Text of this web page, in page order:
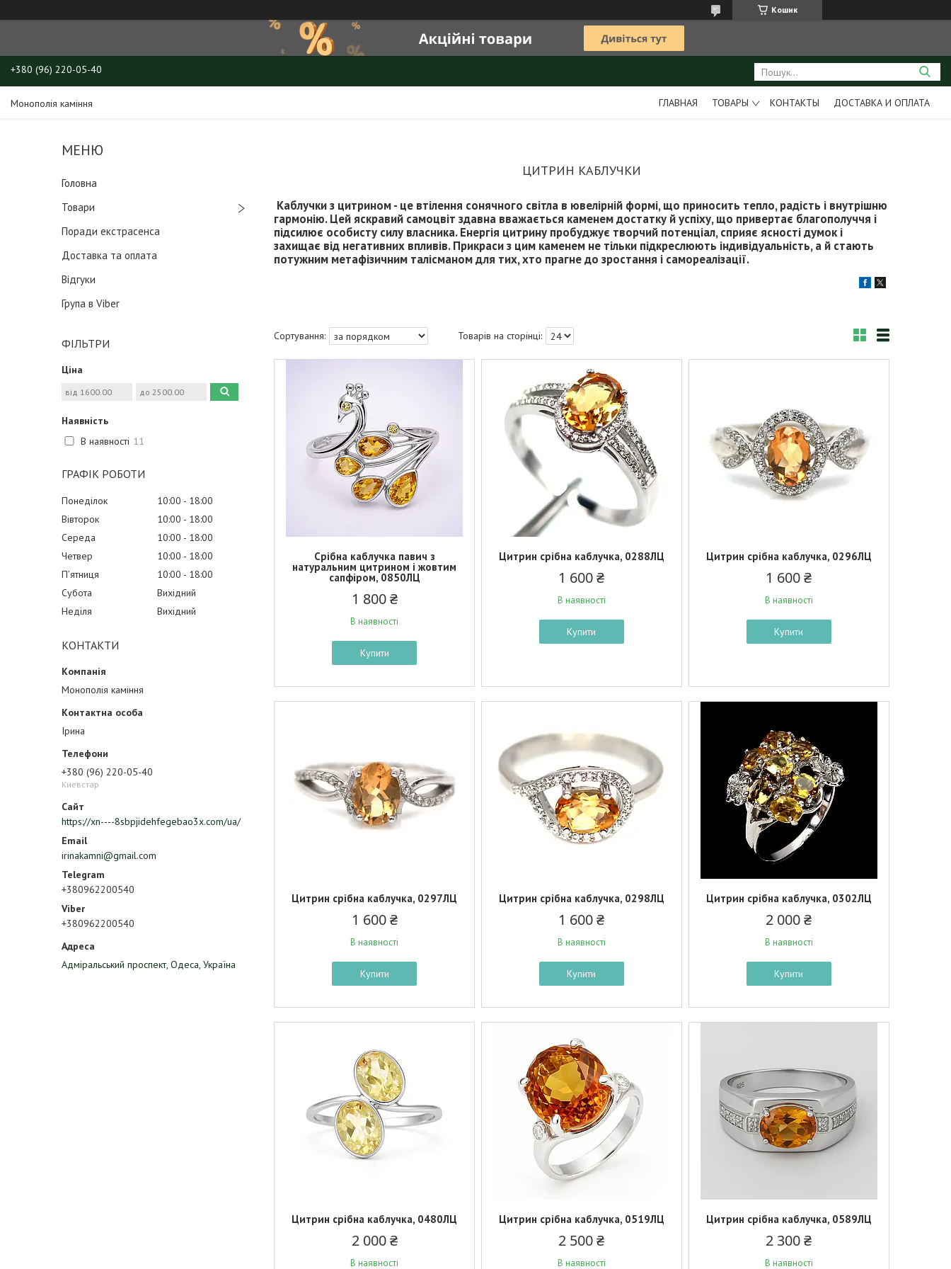
Кошик
+380 (96) 220-05-40
Монополія каміння ГЛАВНАЯ ТОВАРЫ КОНТАКТЫ ДОСТАВКА И ОПЛАТА
Головна
Товари
Поради екстрасенса
Доставка та оплата
Відгуки
Група в Viber
ФІЛЬТРИ
Ціна
Наявність
В наявності 11
ГРАФІК РОБОТИ
Понеділок 10:00
18:00
Вівторок
10:00
18:00
Середа
10:00
18:00
Четвер
10:00
18:00
Пʼятниця
10:00
18:00
Субота
Вихідний
Неділя
Вихідний
КОНТАКТИ
Монополія каміння
Ірина
+380 (96) 220-05-40
Киевстар
https://xn----8sbpjidehfegebao3x.com/ua/
irinakamni@gmail.com
+380962200540
+380962200540
Адміральський проспект, Одеса, Україна
ЦИТРИН КАБЛУЧКИ
Каблучки з цитрином - це втілення сонячного світла в ювелірній формі, що приносить тепло, радість і внутрішню
гармонію. Цей яскравий самоцвіт здавна вважається каменем достатку й успіху, що привертає благополуччя і
підсилює особисту силу власника. Енергія цитрину пробуджує творчий потенціал, сприяє ясності думок і
захищає від негативних впливів. Прикраси з цим каменем не тільки підкреслюють індивідуальність, а й стають
потужним метафізичним талісманом для тих, хто прагне до зростання і самореалізації.
Срібна каблучка павич з
натуральним цитрином і жовтим
сапфіром, 0850ЛЦ
1 800 ₴
В наявності
Купити
Цитрин срібна каблучка, 0288ЛЦ
1 600 ₴
В наявності
Купити
Цитрин срібна каблучка, 0296ЛЦ
1 600 ₴
В наявності
Купити
Цитрин срібна каблучка, 0297ЛЦ
1 600 ₴
В наявності
Купити
Цитрин срібна каблучка, 0298ЛЦ
1 600 ₴
В наявності
Купити
Цитрин срібна каблучка, 0302ЛЦ
2 000 ₴
В наявності
Купити
Цитрин срібна каблучка, 0480ЛЦ
2 000 ₴
В наявності
Цитрин срібна каблучка, 0519ЛЦ
2 500 ₴
В наявності
Цитрин срібна каблучка, 0589ЛЦ
2 300 ₴
В наявності